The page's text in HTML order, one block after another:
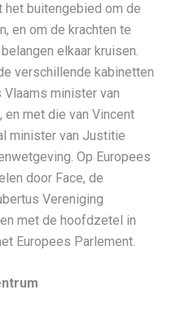
buitengebied om de
en om de krachten te
elkaar kruisen.
verschillende kabinetten
Vlaams minister van
en met die van Vincent
minister van Justitie
Op Europees
door Face, de
Vereniging
met de hoofdzetel in
Europees Parlement.